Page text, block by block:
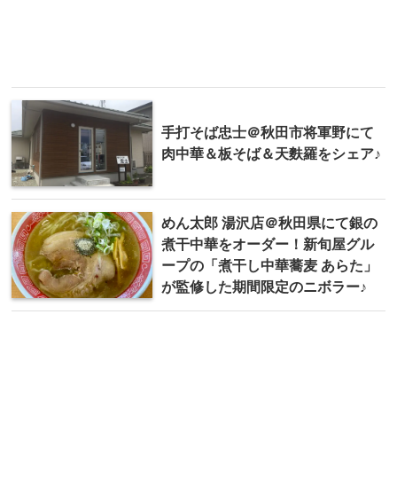
手打そば忠士＠秋田市将軍野にて
肉中華＆板そば＆天麩羅をシェア♪
めん太郎 湯沢店＠秋田県にて銀の
煮干中華をオーダー！新旬屋グル
ープの「煮干し中華蕎麦 あらた」
が監修した期間限定のニボラー♪